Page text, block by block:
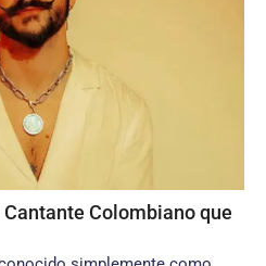
Colombiano que